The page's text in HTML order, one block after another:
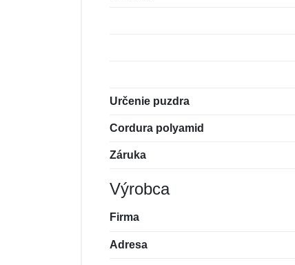
Určenie puzdra
Cordura polyamid
Záruka
Výrobca
Firma
Adresa